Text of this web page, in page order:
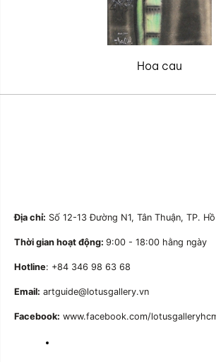
Hoa cau
Địa chỉ: Số 12-13 Đường N1, Tân Thuận, TP.
Thời gian hoạt động: 9:00 - 18:00 hằng ngày
Hotline: +84 346 98 63 68
Email: artguide@lotusgallery.vn
Facebook: www.facebook.com/